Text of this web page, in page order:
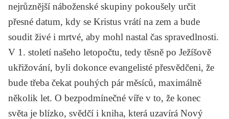
nejrůznější náboženské skupiny pokoušely určit
přesné datum, kdy se Kristus vrátí na zem a bude
soudit živé i mrtvé, aby mohl nastal čas spravedlnosti.
V 1. století našeho letopočtu, tedy těsně po Ježíšově
ukřižování, byli dokonce evangelisté přesvědčeni, že
bude třeba čekat pouhých pár měsíců, maximálně
několik let. O bezpodmínečné víře v to, že konec
světa je blízko, svědčí i kniha, která uzavírá Nový